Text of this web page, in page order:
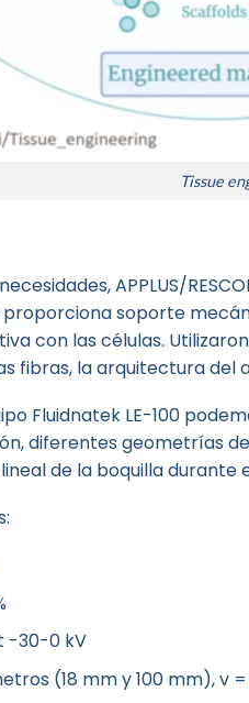
Tissue
APPLUS/
soporte
con las células.
fibras, la arquitectura
Fluidnatek LE-100
diferentes geometrías
de la boquilla durante
-30-0 kV
(18 mm y 100 mm), v